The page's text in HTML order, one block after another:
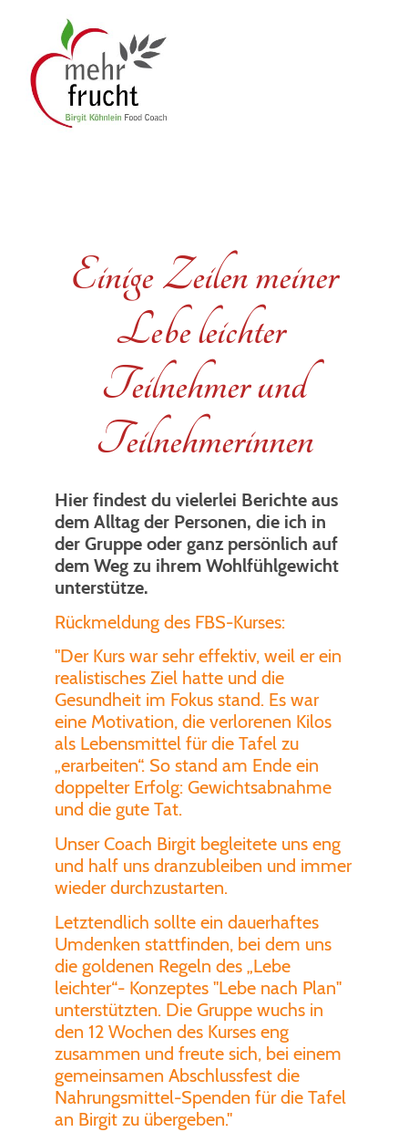
Einige Zeilen meiner
Lebe leichter
Teilnehmer und
Teilnehmerinnen
Hier findest du vielerlei Berichte aus
dem Alltag der Personen, die ich in
der Gruppe oder ganz persönlich auf
dem Weg zu ihrem Wohlfühlgewicht
unterstütze.
Rückmeldung des FBS-Kurses:
"Der Kurs war sehr effektiv, weil er ein
realistisches Ziel hatte und die
Gesundheit im Fokus stand. Es war
eine Motivation, die verlorenen Kilos
als Lebensmittel für die Tafel zu
„erarbeiten“. So stand am Ende ein
doppelter Erfolg: Gewichtsabnahme
und die gute Tat.
Unser Coach Birgit begleitete uns eng
und half uns dranzubleiben und immer
wieder durchzustarten.
Letztendlich sollte ein dauerhaftes
Umdenken stattfinden, bei dem uns
die goldenen Regeln des „Lebe
leichter“- Konzeptes "Lebe nach Plan"
unterstützten. Die Gruppe wuchs in
den 12 Wochen des Kurses eng
zusammen und freute sich, bei einem
gemeinsamen Abschlussfest die
Nahrungsmittel-Spenden für die Tafel
an Birgit zu übergeben."